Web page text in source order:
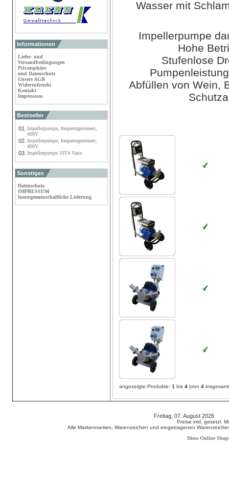
Informationen
Liefer- und
Versandbedingungen
Privatsphäre
und Datenschutz
Unsere AGB
Widerrufsrecht
Kontakt
Impressum
Bestseller
01.
Impellerpumpe, frequenzgesteuert,
400V
02. Impellerpumpe, frequenzgesteuert,
400V
03. Impellerpumpe 33T4 Vario
Sonstiges
Datenschutz
IMPRESSUM
Innergemeinschaftliche Lieferung
Wasser mit
Impellerpumpe
Hohe
Stufenlose
Abfüllen von Wein,
angezeigte Produkte: 1 bis 4 (von 4
Freitag, 07. August 2026
Preise inkl. gesetzl.
Alle Markennamen, Warenzeichen und eingetragenen
Diese Online